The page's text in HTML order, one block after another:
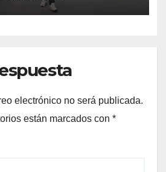
electrónico no será publicada.
están marcados con *